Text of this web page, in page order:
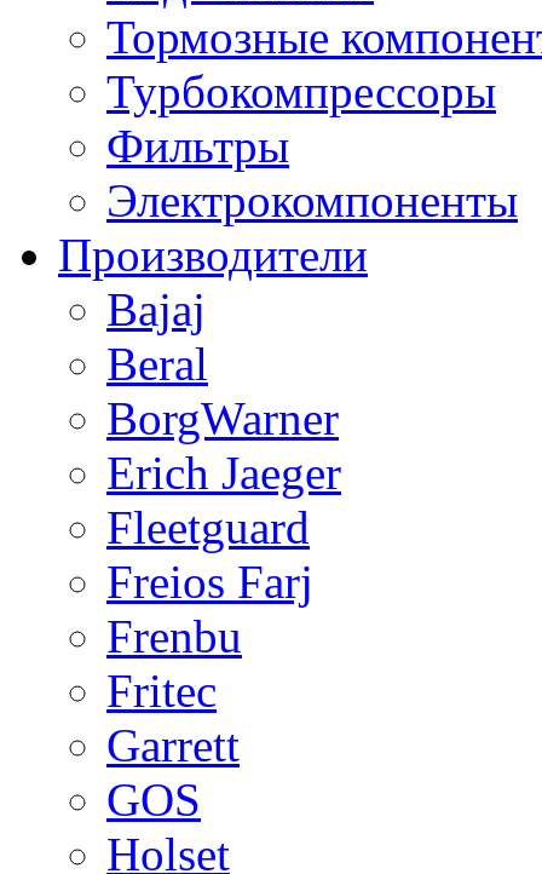
Тормозные
Турбокомпрессоры
Фильтры
Электрокомпоненты
Производители
Bajaj
Beral
BorgWarner
Erich Jaeger
Fleetguard
Freios Farj
Frenbu
Fritec
Garrett
GOS
Holset